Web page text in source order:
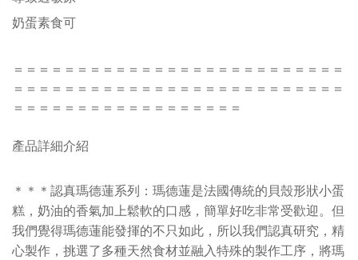
奶蛋素食可
＝＝＝＝＝＝＝＝＝＝＝＝＝＝＝＝＝＝＝＝＝＝＝＝＝＝
＝＝＝＝＝＝＝＝＝＝＝＝＝＝＝＝＝＝＝＝＝＝＝＝＝＝
＝＝＝＝＝＝＝＝＝＝＝＝＝＝＝＝＝＝
產品詳細介紹
＊＊＊認真瑪德蓮系列：瑪德蓮是法國傳統的貝殼形狀小蛋
糕，奶油的香氣加上鬆軟的口感，簡單好吃非常受歡迎。但
我們覺得瑪德蓮能發揮的不只如此，所以我們認真研究，精
心製作，挑選了多種天然食材並融入特殊的製作工序，將瑪